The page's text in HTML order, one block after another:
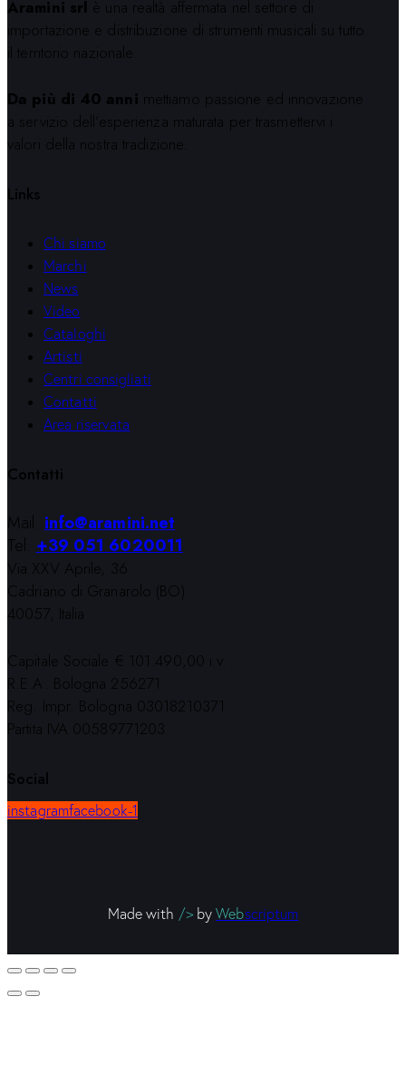
Aramini srl è una realtà affermata nel settore di
importazione e distribuzione di strumenti musicali su tutto
il territorio nazionale.
Da più di 40 anni mettiamo passione ed innovazione
a servizio dell’esperienza maturata per trasmettervi i
valori della nostra tradizione.
Links
Chi siamo
Marchi
News
Video
Cataloghi
Artisti
Centri consigliati
Contatti
Area riservata
Contatti
Mail:info@aramini.net
Tel:+39 051 6020011
Via XXV Aprile, 36
Cadriano di Granarolo (BO)
40057, Italia
Capitale Sociale € 101.490,00 i.v.
R.E.A. Bologna 256271
Reg. Impr. Bologna 03018210371
Partita IVA 00589771203
Social
instagramfacebook-1
Made with />byWebscriptum